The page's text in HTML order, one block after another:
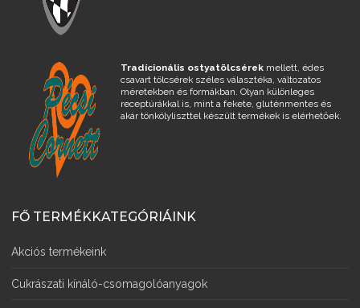
Tradícionális ostyatölcsérekmellett, édes
csavart tölcsérek széles választéka, változatos
méretekben és formákban. Olyan különleges
receptúrákkal is, mint a fekete, gluténmentes és
akár tönkölyliszttel készült termékek is elérhetőek.
FŐ TERMÉKKATEGÓRIÁINK
Akciós termékeink
Cukrászati kínáló-csomagolóanyagok